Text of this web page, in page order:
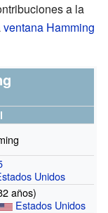
a la
ventana Hamming
Unidos
años)
Estados Unidos